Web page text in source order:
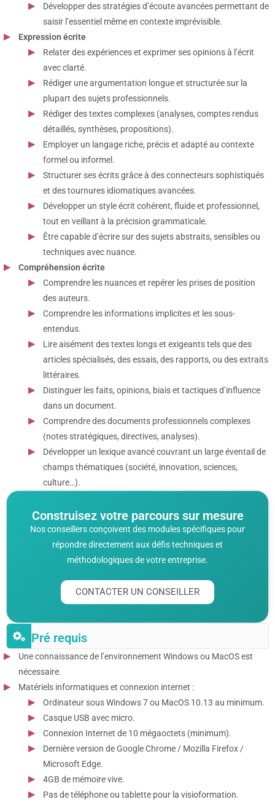
Développer des stratégies d’écoute avancées permettant de
saisir l’essentiel même en contexte imprévisible.
Expression écrite
Relater des expériences et exprimer ses opinions à l’écrit
avec clarté.
Rédiger une argumentation longue et structurée sur la
plupart des sujets professionnels.
Rédiger des textes complexes (analyses, comptes rendus
détaillés, synthèses, propositions).
Employer un langage riche, précis et adapté au contexte
formel ou informel.
Structurer ses écrits grâce à des connecteurs sophistiqués
et des tournures idiomatiques avancées.
Développer un style écrit cohérent, fluide et professionnel,
tout en veillant à la précision grammaticale.
Être capable d’écrire sur des sujets abstraits, sensibles ou
techniques avec nuance.
Compréhension écrite
Comprendre les nuances et repérer les prises de position
des auteurs.
Comprendre les informations implicites et les sous-
entendus.
Lire aisément des textes longs et exigeants tels que des
articles spécialisés, des essais, des rapports, ou des extraits
littéraires.
Distinguer les faits, opinions, biais et tactiques d’influence
dans un document.
Comprendre des documents professionnels complexes
(notes stratégiques, directives, analyses).
Développer un lexique avancé couvrant un large éventail de
champs thématiques (société, innovation, sciences,
culture…).
Construisez votre parcours sur mesure
Nos conseillers conçoivent des modules spécifiques pour
répondre directement aux défis techniques et
méthodologiques de votre entreprise.
CONTACTER UN CONSEILLER
Pré requis
Une connaissance de l’environnement Windows ou MacOS est
nécessaire.
Matériels informatiques et connexion internet :
Ordinateur sous Windows 7 ou MacOS 10.13 au minimum.
Casque USB avec micro.
Connexion Internet de 10 mégaoctets (minimum).
Dernière version de Google Chrome / Mozilla Firefox /
Microsoft Edge.
4GB de mémoire vive.
Pas de téléphone ou tablette pour la visioformation.